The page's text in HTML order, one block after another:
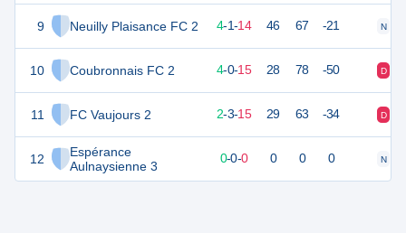
9 Neuilly Plaisance FC 2
10 Coubronnais FC 2
11 FC Vaujours 2
12
Espérance
Aulnaysienne 3
13 19 4-1-14 46 67 -21 N
11 4-0-15 28 78 -50 D
2-3-15 29 63 -34 D
0-0-0 0 0 0 N